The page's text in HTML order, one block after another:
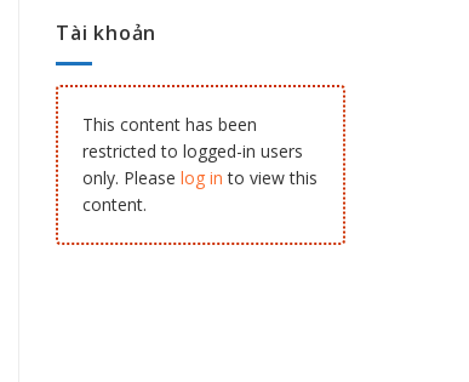
Tài khoản
This content has been
restricted to logged-in users
only. Please log in to view this
content.